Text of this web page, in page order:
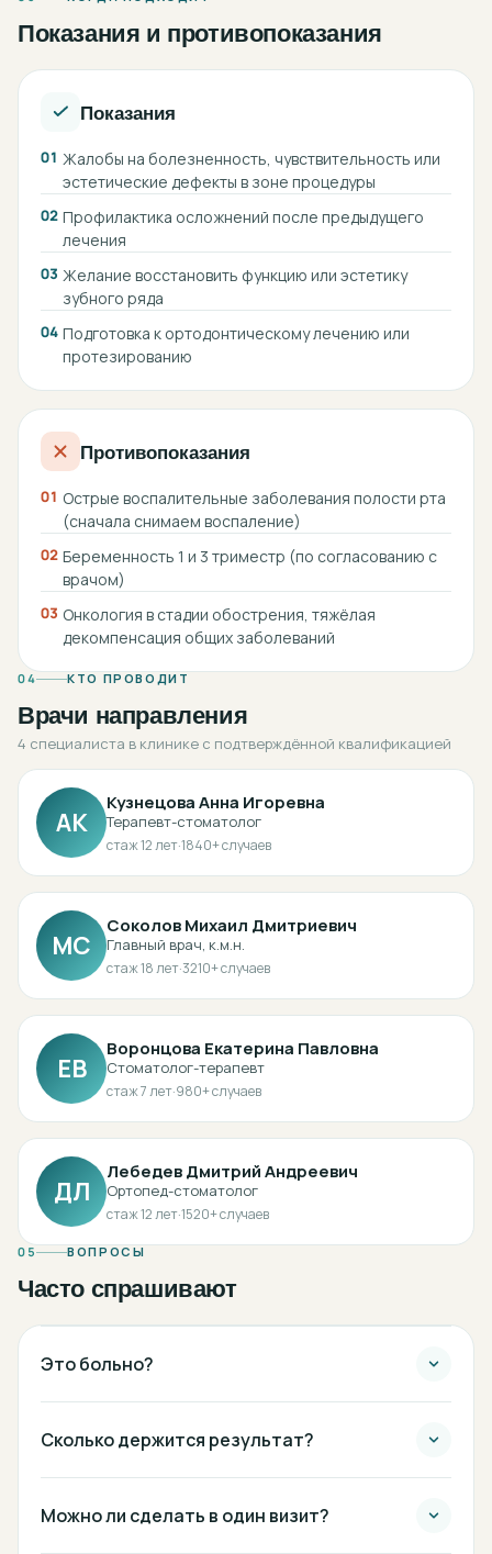
Показания и противопоказания
Показания
01 Жалобы на болезненность, чувствительность или
эстетические дефекты в зоне процедуры
02 Профилактика осложнений после предыдущего
лечения
03 Желание восстановить функцию или эстетику
зубного ряда
04 Подготовка к ортодонтическому лечению или
протезированию
Противопоказания
01 Острые воспалительные заболевания полости рта
(сначала снимаем воспаление)
02 Беременность 1 и 3 триместр (по согласованию с
врачом)
03 Онкология в стадии обострения, тяжёлая
декомпенсация общих заболеваний
04 КТО ПРОВОДИТ
Врачи направления
4 специалиста в клинике с подтверждённой квалификацией
АК
Кузнецова Анна Игоревна
Терапевт-стоматолог
стаж12лет·1840+ случаев
МС
Соколов Михаил Дмитриевич
Главный врач, к.м.н.
стаж18лет·3210+ случаев
ЕВ
Воронцова Екатерина Павловна
Стоматолог-терапевт
стаж7лет·980+ случаев
ДЛ
Лебедев Дмитрий Андреевич
Ортопед-стоматолог
стаж12лет·1520+ случаев
05 ВОПРОСЫ
Часто спрашивают
Это больно?
Сколько держится результат?
Можно ли сделать в один визит?